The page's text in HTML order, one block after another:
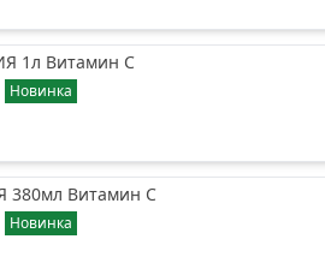
1л Витамин С
Новинка
380мл Витамин С
Новинка